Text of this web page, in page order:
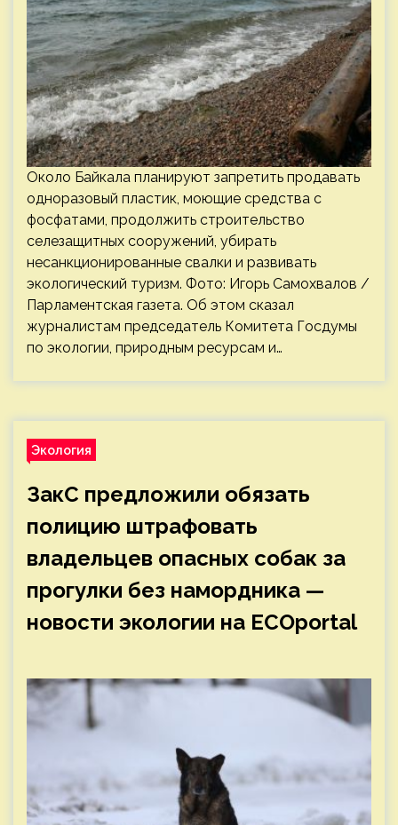
Около Байкала планируют запретить продавать
одноразовый пластик, моющие средства с
фосфатами, продолжить строительство
селезащитных сооружений, убирать
несанкционированные свалки и развивать
экологический туризм. Фото: Игорь Самохвалов /
Парламентская газета. Об этом сказал
журналистам председатель Комитета Госдумы
по экологии, природным ресурсам и…
Экология
ЗакС предложили обязать
полицию штрафовать
владельцев опасных собак за
прогулки без намордника —
новости экологии на ECOportal